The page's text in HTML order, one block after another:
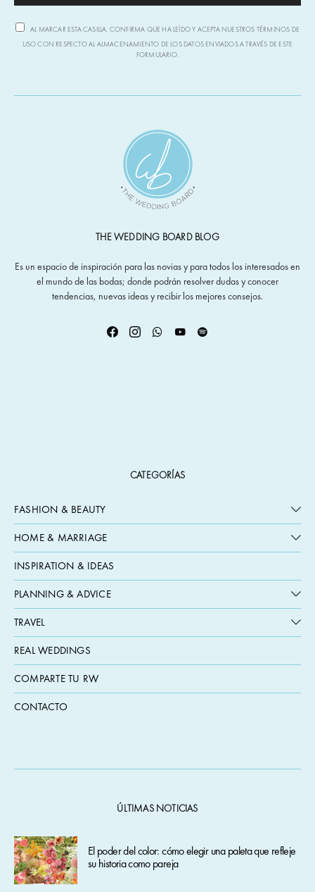
AL MARCAR ESTA CASILLA, CONFIRMA QUE HA LEÍDO Y ACEPTA NUESTROS TÉRMINOS DE
USO CON RESPECTO AL ALMACENAMIENTO DE LOS DATOS ENVIADOS A TRAVÉS DE ESTE
FORMULARIO.
THE WEDDING BOARD BLOG
Es un espacio de inspiración para las novias y para todos los interesados en
el mundo de las bodas; donde podrán resolver dudas y conocer
tendencias, nuevas ideas y recibir los mejores consejos.
CATEGORÍAS
FASHION & BEAUTY
HOME & MARRIAGE
INSPIRATION & IDEAS
PLANNING & ADVICE
TRAVEL
REAL WEDDINGS
COMPARTE TU RW
CONTACTO
ÚLTIMAS NOTICIAS
El poder del color: cómo elegir una paleta que refleje
su historia como pareja